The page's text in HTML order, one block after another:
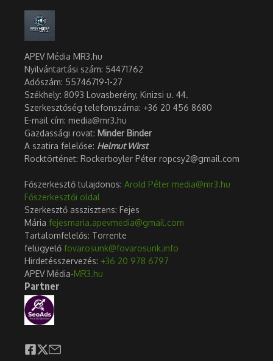
APEV Média MR3.hu
Nyilvántartási szám: 54471762
Adószám: 55746719-1-27
Székhely: 8093 Lovasberény, Kinizsi u. 44.
Szerkesztőség telefonszáma: +36 20 456 8680
E-mail cím: media@mr3.hu
Gazdassági rovat: Minder Binder
A szatira felelőse: Helmut Wirst
Rocktörténet: Rockerboyler Péter ropcsy2@gmail.com
Főszerkesztő tulajdonos: Arold Péter media@mr3.hu
Főszerkesztői oldal
Szerkesztő asszisztens: Fejes
Mária fejesmaria.apevmedia@gmail.com
Tartalomfelelős: Torrente
felügyelő fovarosunk@fovarosunk.info
Hirdetésszervezés: +36 20 978 6797
APEV Média-MR3.hu
Partner